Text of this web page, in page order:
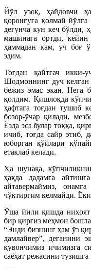
Йўл узоқ, ҳайдовчи
қоронғуга қолмай
дегунча кун кеч бўлди,
машинага ортди,
ҳаммадан кам, уч боғ
эдим.
Тоғдан қайтгач
Шодмоннинг дуч
бежиз эмас экан. Нега
қолдим. Қишлоқда
ҳафтага тоғдан тушиб
бозор-ўчар қилади,
Ёзда эса булар тоққа,
ичиб, тоғда сайр этиб,
юборган қўйлари
етаклаб келади.
Ҳа шунақа,
ҳақда дадамга
айтавермаймиз,
чўктиргим келмайди.
Ўша йили қишда ниҳоят
бир қирғиз меҳмон
“Энди бизнинг ҳам ўз
дамлайвер”, деганини
қувончимиз ичимизга
саёҳат режасини